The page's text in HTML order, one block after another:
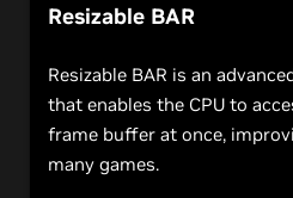
Resizable BAR
Resizable BAR is an
that enables the CPU to
frame buffer at once,
many games.